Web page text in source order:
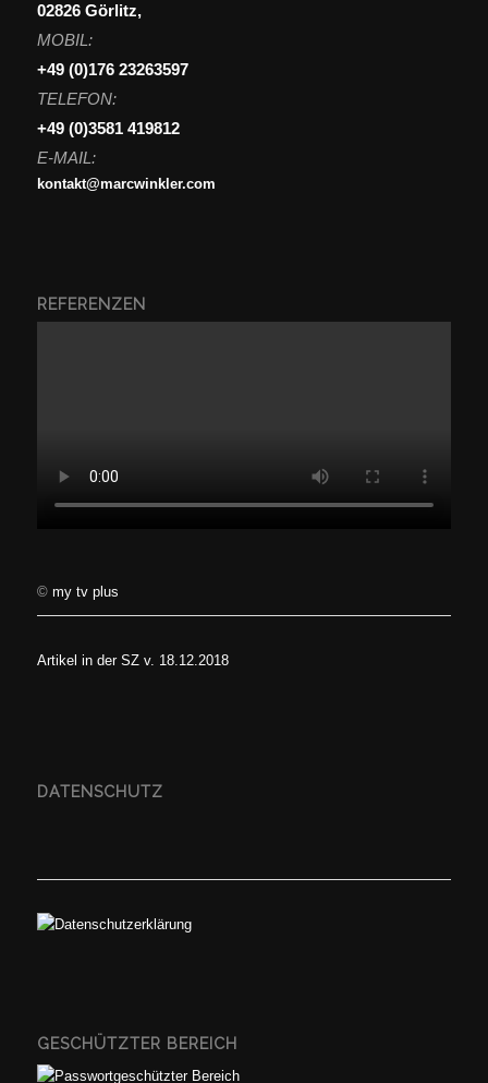
02826 Görlitz,
MOBIL:
+49 (0)176 23263597
TELEFON:
+49 (0)3581 419812
E-MAIL:
kontakt@marcwinkler.com
REFERENZEN
© my tv plus
Artikel in der SZ v. 18.12.2018
DATENSCHUTZ
GESCHÜTZTER BEREICH